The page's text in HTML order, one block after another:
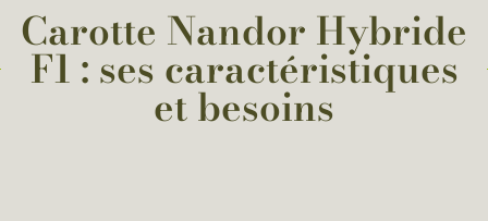
Carotte Nandor Hybride
F1 : ses caractéristiques
et besoins